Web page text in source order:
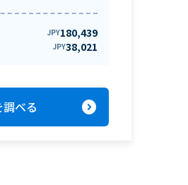
JPY180,439
JPY38,021
べる expand_circle_right